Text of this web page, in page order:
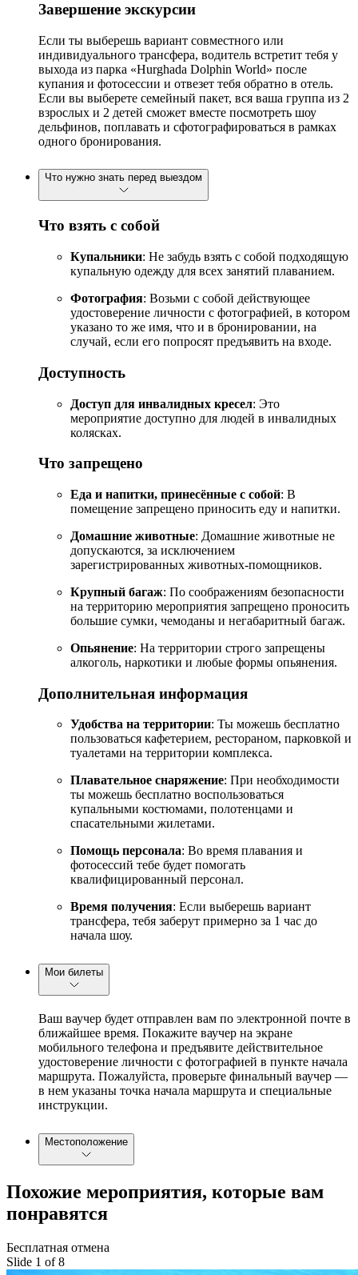
Завершение экскурсии
Если ты выберешь вариант совместного или
индивидуального трансфера, водитель встретит тебя у
выхода из парка «Hurghada Dolphin World» после
купания и фотосессии и отвезет тебя обратно в отель.
Если вы выберете семейный пакет, вся ваша группа из 2
взрослых и 2 детей сможет вместе посмотреть шоу
дельфинов, поплавать и сфотографироваться в рамках
одного бронирования.
Что нужно знать перед выездом
Что взять с собой
Купальники: Не забудь взять с собой подходящую
купальную одежду для всех занятий плаванием.
Фотография: Возьми с собой действующее
удостоверение личности с фотографией, в котором
указано то же имя, что и в бронировании, на
случай, если его попросят предъявить на входе.
Доступность
Доступ для инвалидных кресел: Это
мероприятие доступно для людей в инвалидных
колясках.
Что запрещено
Еда и напитки, принесённые с собой: В
помещение запрещено приносить еду и напитки.
Домашние животные: Домашние животные не
допускаются, за исключением
зарегистрированных животных-помощников.
Крупный багаж: По соображениям безопасности
на территорию мероприятия запрещено проносить
большие сумки, чемоданы и негабаритный багаж.
Опьянение: На территории строго запрещены
алкоголь, наркотики и любые формы опьянения.
Дополнительная информация
Удобства на территории: Ты можешь бесплатно
пользоваться кафетерием, рестораном, парковкой и
туалетами на территории комплекса.
Плавательное снаряжение: При необходимости
ты можешь бесплатно воспользоваться
купальными костюмами, полотенцами и
спасательными жилетами.
Помощь персонала: Во время плавания и
фотосессий тебе будет помогать
квалифицированный персонал.
Время получения: Если выберешь вариант
трансфера, тебя заберут примерно за 1 час до
начала шоу.
Мои билеты
Ваш ваучер будет отправлен вам по электронной почте в
ближайшее время. Покажите ваучер на экране
мобильного телефона и предъявите действительное
удостоверение личности с фотографией в пункте начала
маршрута. Пожалуйста, проверьте финальный ваучер —
в нем указаны точка начала маршрута и специальные
инструкции.
Местоположение
Похожие мероприятия, которые вам
понравятся
Бесплатная отмена
Slide 1 of 8